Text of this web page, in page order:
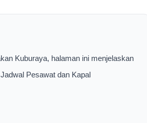
Kuburaya, halaman ini menjelaskan
Pesawat dan Kapal